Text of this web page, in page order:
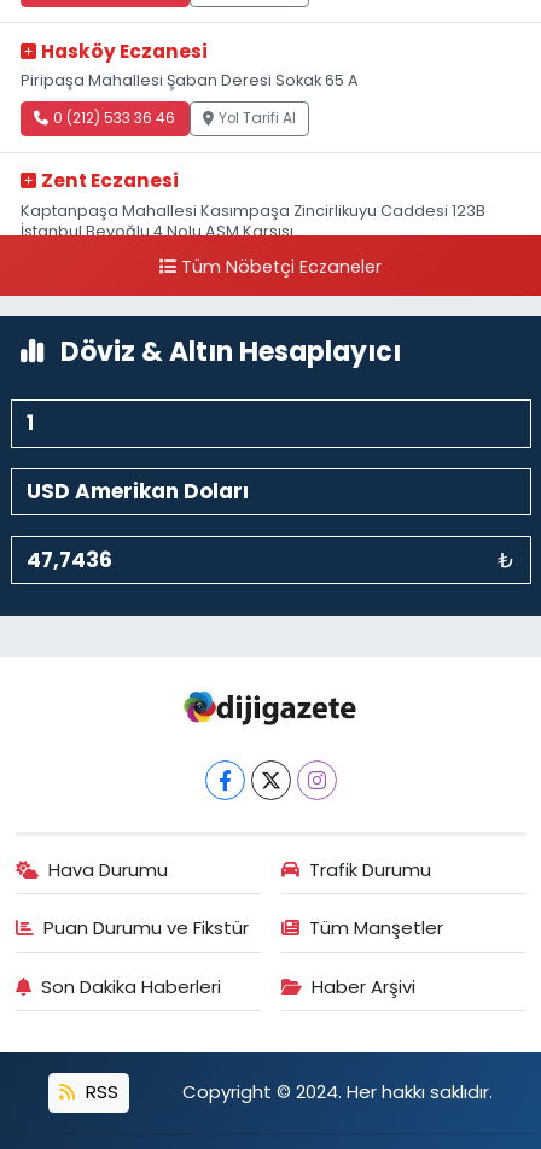
Hasköy Eczanesi
Piripaşa Mahallesi Şaban Deresi Sokak 65 A
0 (212) 533 36 46 Yol Tarifi Al
Zent Eczanesi
Kaptanpaşa Mahallesi Kasımpaşa Zincirlikuyu Caddesi 123B
İstanbul Beyoğlu 4 Nolu ASM Karşısı
0 (212) 297 96 92 Yol Tarifi Al
Tüm Nöbetçi Eczaneler
Döviz & Altın Hesaplayıcı
₺
Hava Durumu Trafik Durumu
Puan Durumu ve Fikstür Tüm Manşetler
Son Dakika Haberleri Haber Arşivi
RSS Copyright © 2024. Her hakkı saklıdır.